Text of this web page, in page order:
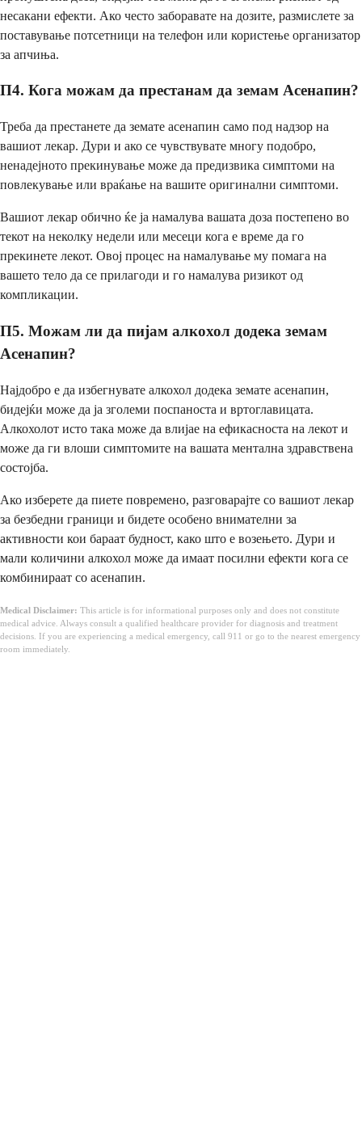
несакани ефекти. Ако често заборавате на дозите, размислете за
поставување потсетници на телефон или користење организатор
за апчиња.
П4. Кога можам да престанам да земам Асенапин?
Треба да престанете да земате асенапин само под надзор на
вашиот лекар. Дури и ако се чувствувате многу подобро,
ненадејното прекинување може да предизвика симптоми на
повлекување или враќање на вашите оригинални симптоми.
Вашиот лекар обично ќе ја намалува вашата доза постепено во
текот на неколку недели или месеци кога е време да го
прекинете лекот. Овој процес на намалување му помага на
вашето тело да се прилагоди и го намалува ризикот од
компликации.
П5. Можам ли да пијам алкохол додека земам
Асенапин?
Најдобро е да избегнувате алкохол додека земате асенапин,
бидејќи може да ја зголеми поспаноста и вртоглавицата.
Алкохолот исто така може да влијае на ефикасноста на лекот и
може да ги влоши симптомите на вашата ментална здравствена
состојба.
Ако изберете да пиете повремено, разговарајте со вашиот лекар
за безбедни граници и бидете особено внимателни за
активности кои бараат будност, како што е возењето. Дури и
мали количини алкохол може да имаат посилни ефекти кога се
комбинираат со асенапин.
Medical Disclaimer: This article is for informational purposes only and does not constitute
medical advice. Always consult a qualified healthcare provider for diagnosis and treatment
decisions. If you are experiencing a medical emergency, call 911 or go to the nearest emergency
room immediately.